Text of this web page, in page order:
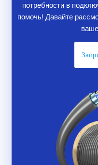
потребности в
помочь! Давайте